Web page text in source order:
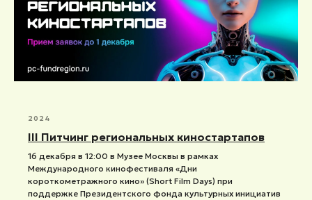
2024
III Питчинг региональных киностартапов
16 декабря в 12:00 в Музее Москвы в рамках
Международного кинофестиваля «Дни
короткометражного кино» (Short Film Days) при
поддержке Президентского фонда культурных инициатив